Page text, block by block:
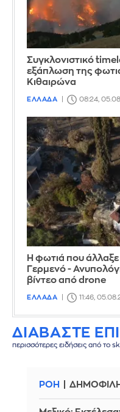
Συγκλονιστικό
εξάπλωση της
Κιθαιρώνα
ΕΛΛΑΔΑ 08:24,
Η φωτιά που
Γερμενό -
βίντεο από drone
ΕΛΛΑΔΑ 11:46,
ΔΙΑΒΑΣΤΕ
περισσότερες ειδήσεις από το
ΡΟΗ ΔΗΜΟΦΙΛΗ